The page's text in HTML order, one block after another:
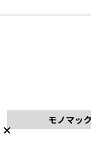
モノマッ